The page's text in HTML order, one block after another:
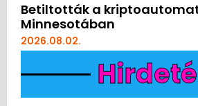
Betiltották a
Minnesotában
2026.08.02.